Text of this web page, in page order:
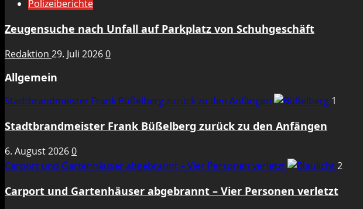
Polizeiberichte
Zeugensuche nach Unfall auf Parkplatz von Schuhgeschäft
Redaktion 29. Juli 20260
Allgemein
Stadtbrandmeister Frank Büßelberg zurück zu den Anfängen 1
Stadtbrandmeister Frank Büßelberg zurück zu den Anfängen
6. August 20260
Carport und Gartenhäuser abgebrannt – Vier Personen verletzt
2
Carport und Gartenhäuser abgebrannt – Vier Personen verletzt